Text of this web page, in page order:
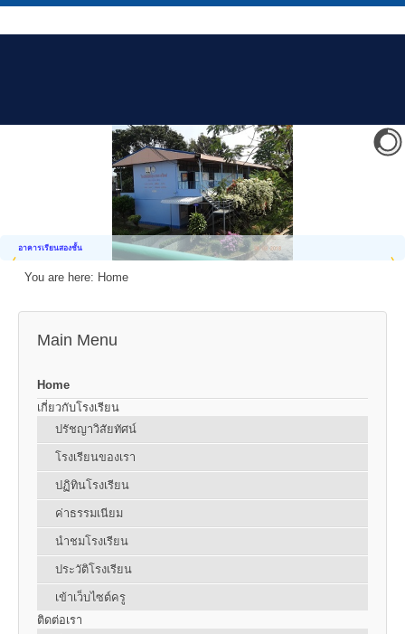
อาคารเรียนสองชั้น
You are here: Home
Main Menu
Home
เกี่ยวกับโรงเรียน
ปรัชญาวิสัยทัศน์
โรงเรียนของเรา
ปฏิทินโรงเรียน
ค่าธรรมเนียม
นำชมโรงเรียน
ประวัติโรงเรียน
เข้าเว็บไซต์ครู
ติดต่อเรา